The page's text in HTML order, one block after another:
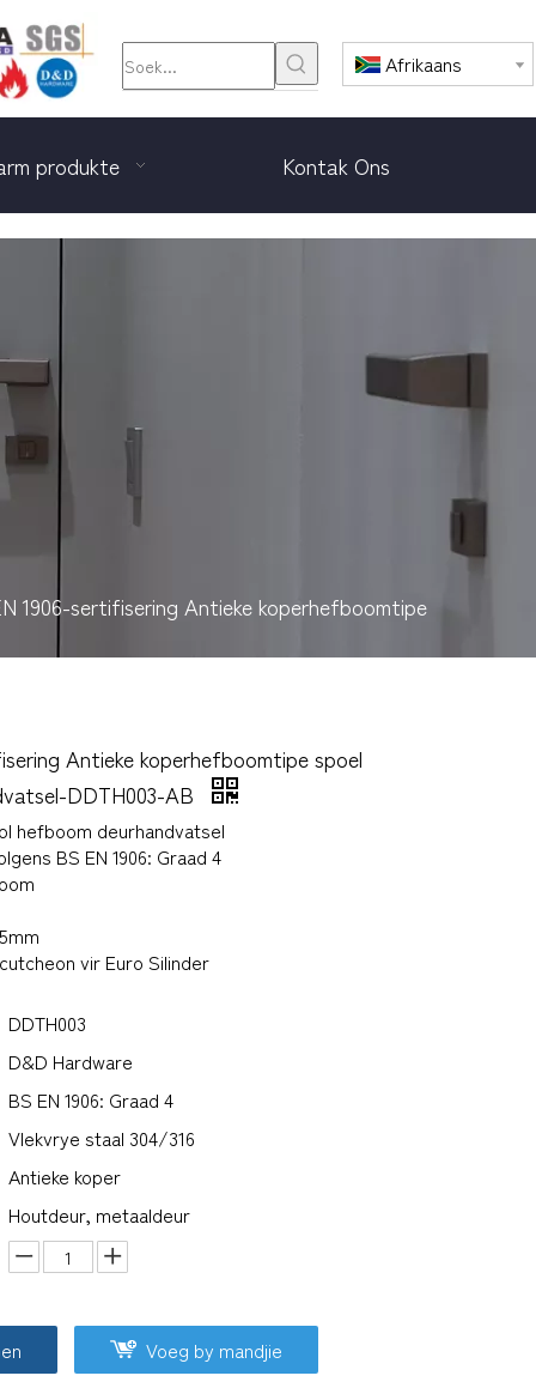
Afrikaans
produkte Kontak Ons
1906-sertifisering Antieke koperhefboomtipe
Antieke koperhefboomtipe spoel
DDTH003-AB
hefboom deurhandvatsel
BS EN 1906: Graad 4
vir Euro Silinder
DDTH003
D&D Hardware
BS EN 1906: Graad 4
Vlekvrye staal 304/316
Antieke koper
Houtdeur, metaaldeur
Voeg by mandjie